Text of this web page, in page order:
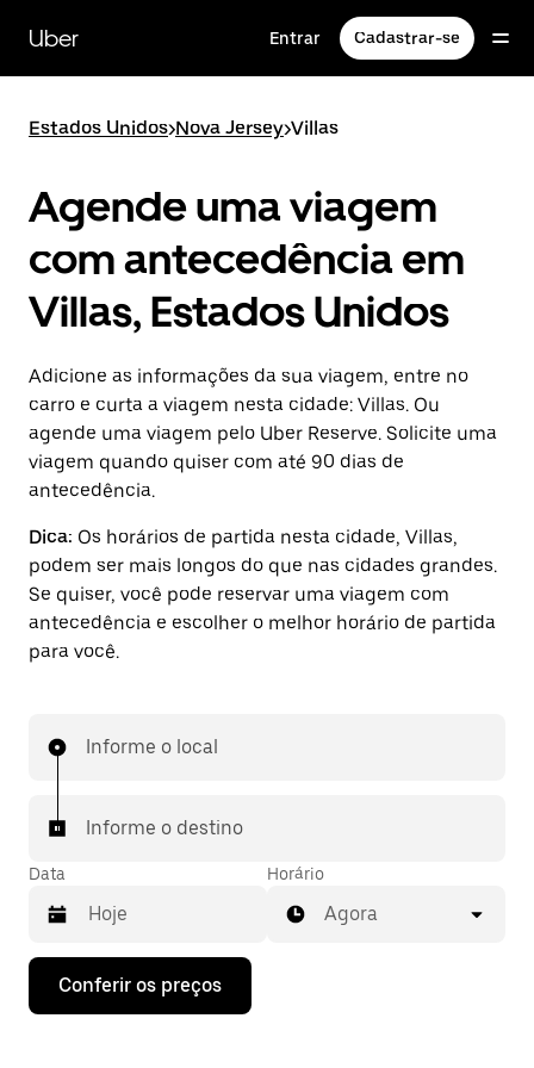
para
conteúdo
Uber Entrar Cadastrar-se
Estados Unidos>Nova Jersey>Villas
Agende uma viagem
com antecedência em
Villas, Estados Unidos
Adicione as informações da sua viagem, entre no
carro e curta a viagem nesta cidade: Villas. Ou
agende uma viagem pelo Uber Reserve. Solicite uma
viagem quando quiser com até 90 dias de
antecedência.
Dica: Os horários de partida nesta cidade, Villas,
podem ser mais longos do que nas cidades grandes.
Se quiser, você pode reservar uma viagem com
antecedência e escolher o melhor horário de partida
para você.
Informe o local
Informe o destino
Data
Pressione
seta
Horário
Agora
Conferir os preços